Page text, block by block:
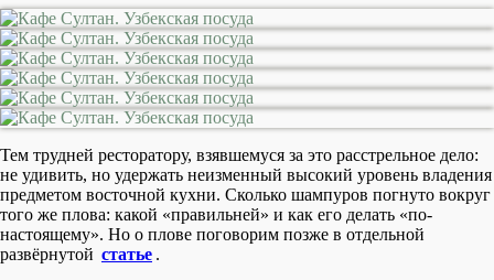
Тем трудней ресторатору, взявшемуся за это расстрельное дело:
не удивить, но удержать неизменный высокий уровень владения
предметом восточной кухни. Сколько шампуров погнуто вокруг
того же плова: какой «правильней» и как его делать «по-
настоящему». Но о плове поговорим позже в отдельной
развёрнутой статье .